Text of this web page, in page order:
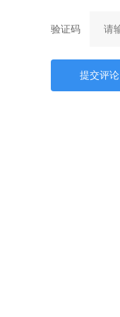
验证码
提交评论